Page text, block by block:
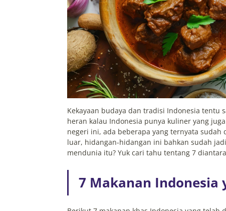
Kekayaan budaya dan tradisi Indonesia tentu
heran kalau Indonesia punya kuliner yang
negeri ini, ada beberapa yang ternyata
luar, hidangan-hidangan ini bahkan sudah
mendunia itu? Yuk cari tahu tentang 7
7 Makanan Indonesia